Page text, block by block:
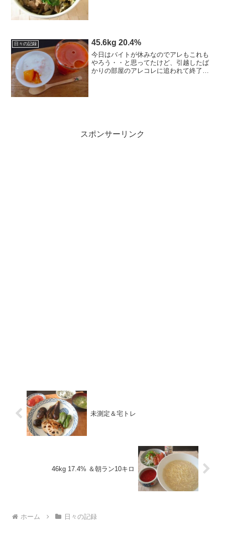
日々の記録 45.6kg 20.4%
今日はバイトが休みなのでアレもこれも
やろう・・と思ってたけど、引越したば
かりの部屋のアレコレに追われて終了。
スポンサーリンク
未測定＆宅トレ
46kg 17.4% ＆朝ラン10キロ
ホーム 日々の記録